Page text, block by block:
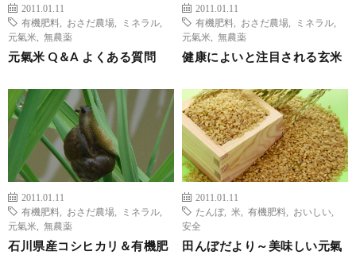
2011.01.11
有機肥料
おさだ農場 ミネラル
元氣米
無農薬
元氣米 Q＆A よくある質問
2011.01.11
有機肥料
おさだ農場 ミネラル
元氣米
無農薬
健康によいと注目される玄米
2011.01.11
有機肥料
おさだ農場 ミネラル
元氣米
無農薬
石川県産コシヒカリ＆有機肥
2011.01.11
たんぼ, 米 有機肥料 おいしい
安全
田んぼだより～美味しい元氣